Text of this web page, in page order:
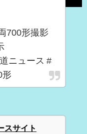
700形撮影
ニュース #
形
スサイト